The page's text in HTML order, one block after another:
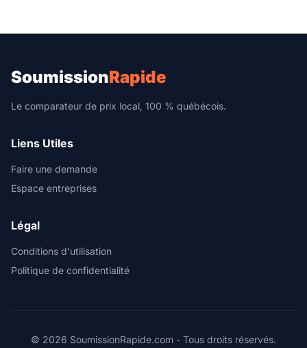
SoumissionRapide
Le comparateur de prix local, 100 % québécois.
Liens Utiles
Faire une demande
Espace entreprises
Légal
Conditions d'utilisation
Politique de confidentialité
© 2026 SoumissionRapide.com - Tous droits réservés.